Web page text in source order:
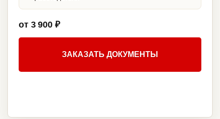
от 3 900 ₽
ЗАКАЗАТЬ ДОКУМЕНТЫ